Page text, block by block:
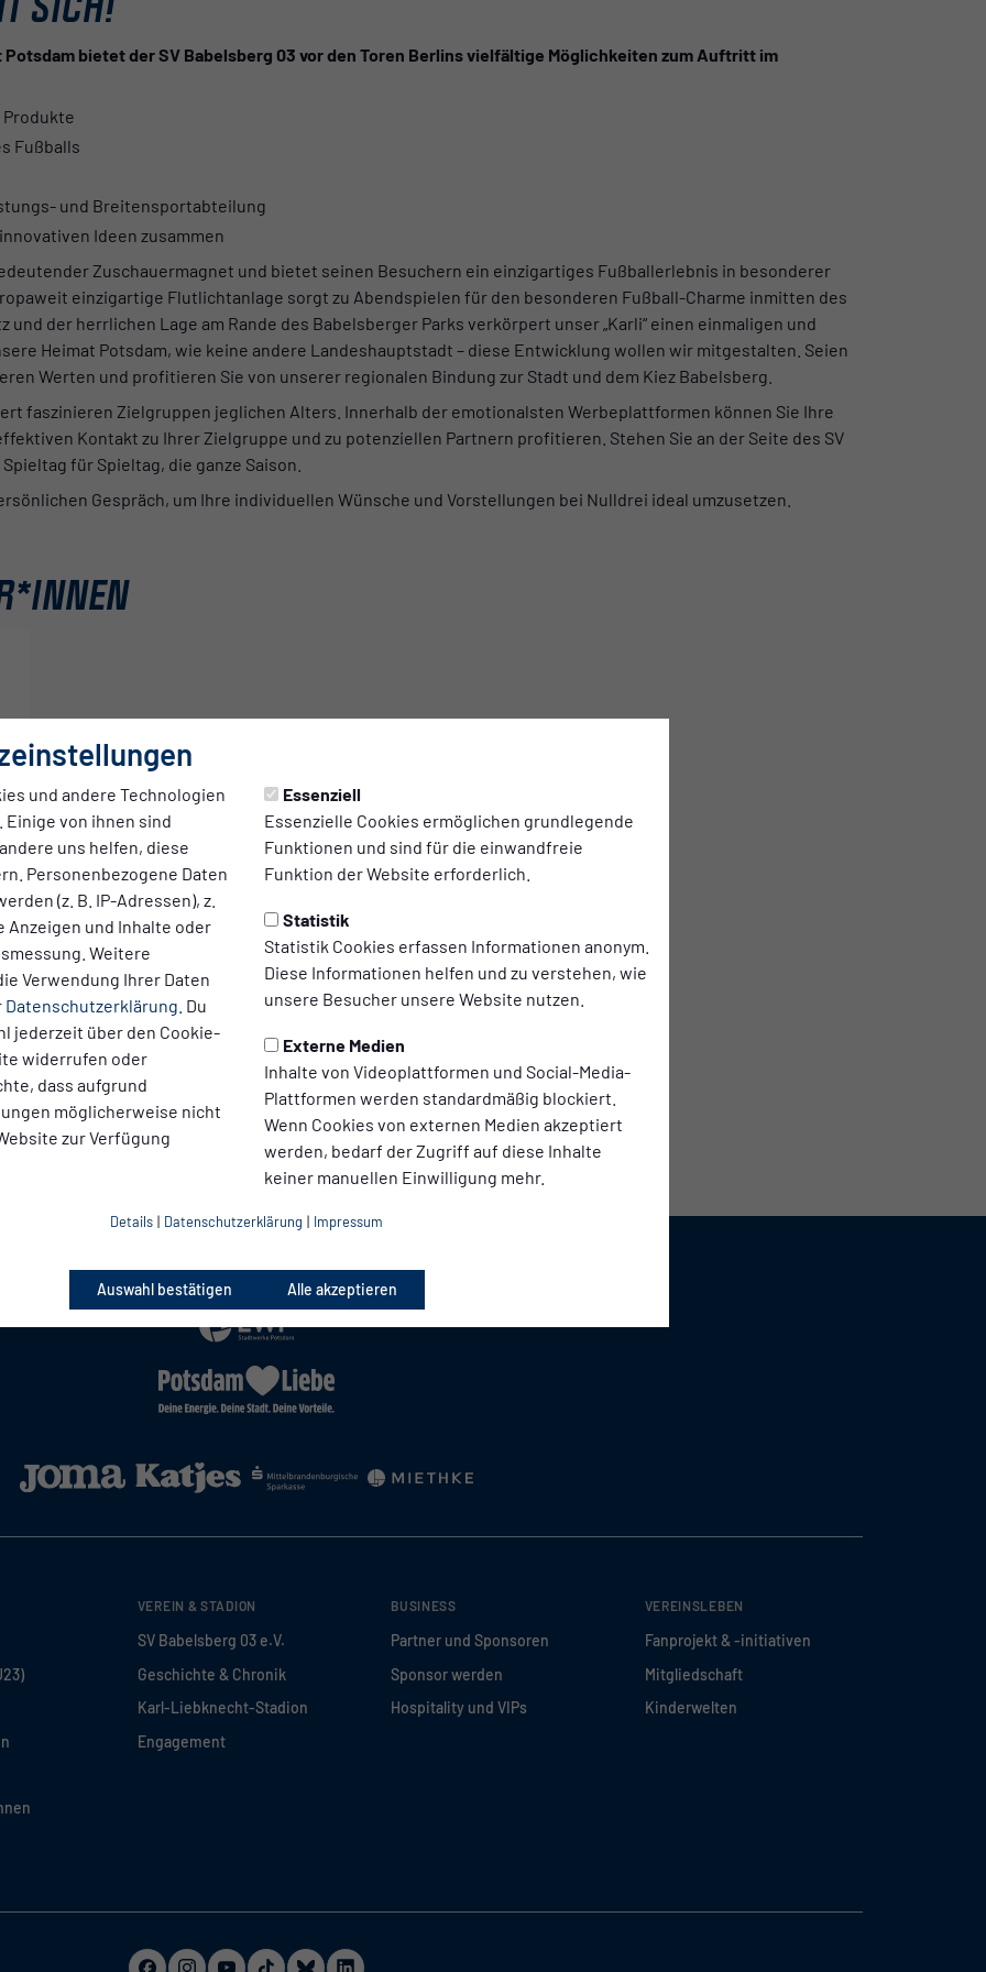
und andere Technologien
von ihnen sind
uns helfen, diese
Personenbezogene Daten
(z. B. IP-Adressen), z.
Anzeigen und Inhalte oder
Weitere
Verwendung Ihrer Daten
Datenschutzerklärung . Du
jederzeit über den Cookie-
widerrufen oder
dass aufgrund
möglicherweise nicht
zur Verfügung
Essenziell
Essenzielle Cookies ermöglichen grundlegende
Funktionen und sind für die einwandfreie
Funktion der Website erforderlich.
Statistik
Statistik Cookies erfassen Informationen anonym.
Diese Informationen helfen und zu verstehen, wie
unsere Besucher unsere Website nutzen.
Externe Medien
Inhalte von Videoplattformen und Social-Media-
Plattformen werden standardmäßig blockiert.
Wenn Cookies von externen Medien akzeptiert
werden, bedarf der Zugriff auf diese Inhalte
keiner manuellen Einwilligung mehr.
Details | Datenschutzerklärung | Impressum
Auswahl bestätigen Alle akzeptieren
bietet der SV Babelsberg 03 vor den Toren Berlins vielfältige Möglichkeiten zum Auftritt im
Fußballs
und Breitensportabteilung
Ideen zusammen
Zuschauermagnet und bietet seinen Besuchern ein einzigartiges Fußballerlebnis in besonderer
einzigartige Flutlichtanlage sorgt zu Abendspielen für den besonderen Fußball-Charme inmitten des
und der herrlichen Lage am Rande des Babelsberger Parks verkörpert unser „Karli“ einen einmaligen und
Heimat Potsdam, wie keine andere Landeshauptstadt – diese Entwicklung wollen wir mitgestalten. Seien
Werten und profitieren Sie von unserer regionalen Bindung zur Stadt und dem Kiez Babelsberg.
faszinieren Zielgruppen jeglichen Alters. Innerhalb der emotionalsten Werbeplattformen können Sie Ihre
Kontakt zu Ihrer Zielgruppe und zu potenziellen Partnern profitieren. Stehen Sie an der Seite des SV
für Spieltag, die ganze Saison.
Gespräch, um Ihre individuellen Wünsche und Vorstellungen bei Nulldrei ideal umzusetzen.
VEREIN & STADION
SV Babelsberg 03 e.V.
Geschichte & Chronik
Karl-Liebknecht-Stadion
Engagement
BUSINESS
Partner und Sponsoren
Sponsor werden
Hospitality und VIPs
VEREINSLEBEN
Fanprojekt & -initiativen
Mitgliedschaft
Kinderwelten